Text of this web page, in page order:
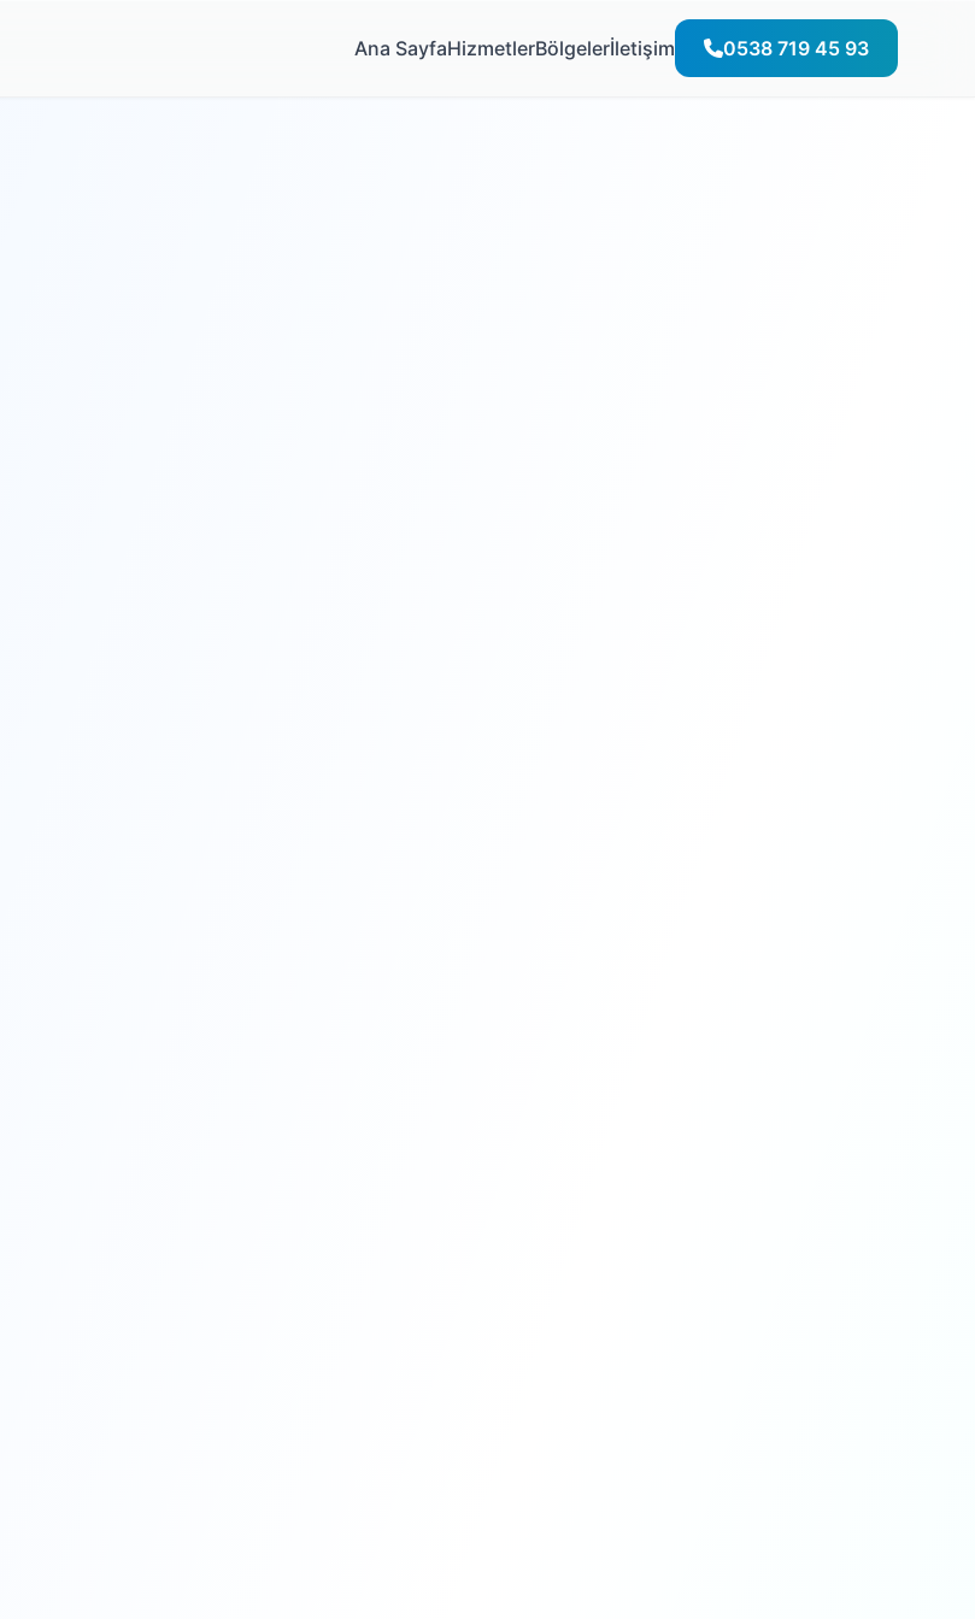
Ana SayfaHizmetlerBölgelerİletişim 0538 719 45 93